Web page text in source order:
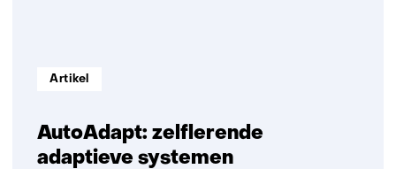
AutoAdapt: zelflerende
adaptieve systemen
Informatietype:
Artikel